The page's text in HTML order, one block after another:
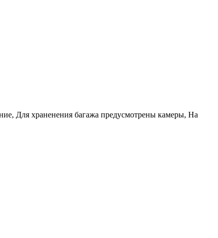
Для храненения багажа предусмотрены камеры, На